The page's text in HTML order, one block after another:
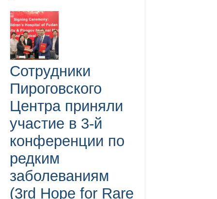
Сотрудники
Пироговского
Центра приняли
участие в 3-й
конференции по
редким
заболеваниям
(3rd Hope for Rare